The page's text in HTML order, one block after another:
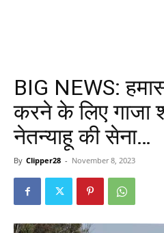
BIG NEWS:
करने के लिए गाजा
नेतन्याहू की सेना…
By Clipper28 - November 8, 2023